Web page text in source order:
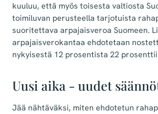
kuuluu, että myös toisesta valtiosta
toimiluvan perusteella tarjotuista
suoritettava arpajaisveroa Suomeen.
arpajaisverokantaa ehdotetaan
nykyisestä 12 prosentista 22
Uusi aika - uudet
Jää nähtäväksi, miten ehdotetun